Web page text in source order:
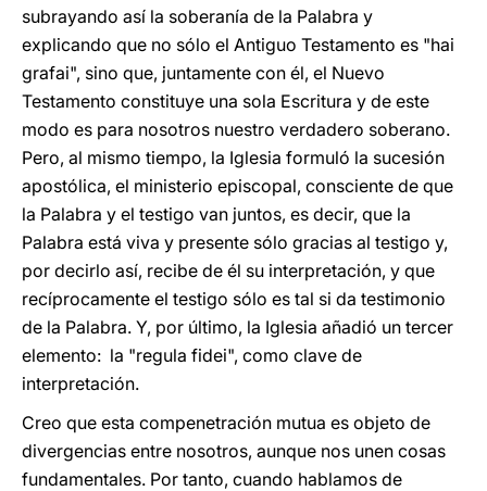
subrayando así la soberanía de la Palabra y
explicando que no sólo el Antiguo Testamento es "hai
grafai", sino que, juntamente con él, el Nuevo
Testamento constituye una sola Escritura y de este
modo es para nosotros nuestro verdadero soberano.
Pero, al mismo tiempo, la Iglesia formuló la sucesión
apostólica, el ministerio episcopal, consciente de que
la Palabra y el testigo van juntos, es decir, que la
Palabra está viva y presente sólo gracias al testigo y,
por decirlo así, recibe de él su interpretación, y que
recíprocamente el testigo sólo es tal si da testimonio
de la Palabra. Y, por último, la Iglesia añadió un tercer
elemento: la "regula fidei", como clave de
interpretación.
Creo que esta compenetración mutua es objeto de
divergencias entre nosotros, aunque nos unen cosas
fundamentales. Por tanto, cuando hablamos de